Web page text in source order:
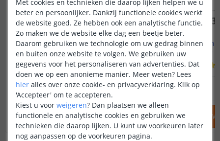
Led strip profiel breed
19 mm - compleet 1M
( 8 reviews)
OP VOORRAAD 14,95
IN WINKELWAGEN
1M -
Opbouw -
OP VOORRAAD
IN
Met cookies en technieken die daarop lijken helpen we u
beter en persoonlijker. Dankzij functionele cookies werkt
de website goed. Ze hebben ook een analytische functie.
Zo maken we de website elke dag een beetje beter.
Daarom gebruiken we technologie om uw gedrag binnen
en buiten onze website te volgen. We gebruiken uw
gegevens voor het personaliseren van advertenties. Dat
doen we op een anonieme manier. Meer weten? Lees
hier alles over onze cookie- en privacyverklaring. Klik op
'Accepteer' om te accepteren.
Kiest u voor weigeren? Dan plaatsen we alleen
functionele en analytische cookies en gebruiken we
technieken die daarop lijken. U kunt uw voorkeuren later
nog aanpassen op de voorkeuren pagina.